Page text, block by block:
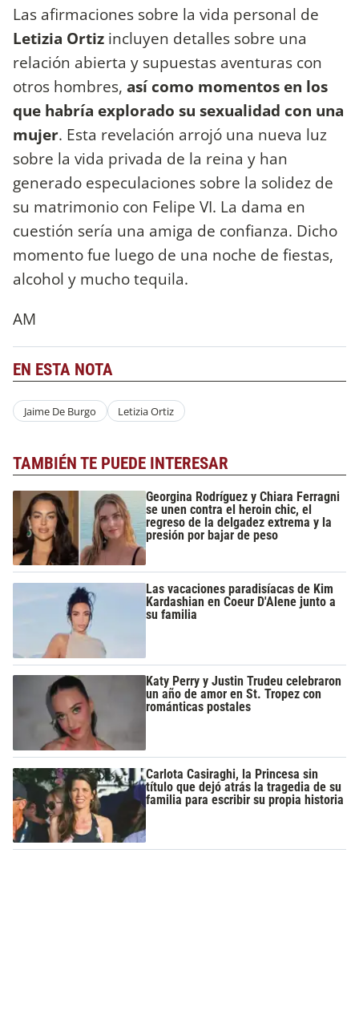
Las afirmaciones sobre la vida personal de
Letizia Ortiz incluyen detalles sobre una
relación abierta y supuestas aventuras con
otros hombres, así como momentos en los
que habría explorado su sexualidad con una
mujer. Esta revelación arrojó una nueva luz
sobre la vida privada de la reina y han
generado especulaciones sobre la solidez de
su matrimonio con Felipe VI. La dama en
cuestión sería una amiga de confianza. Dicho
momento fue luego de una noche de fiestas,
alcohol y mucho tequila.
AM
EN ESTA NOTA
Jaime De Burgo Letizia Ortiz
TAMBIÉN TE PUEDE INTERESAR
Georgina Rodríguez y Chiara Ferragni
se unen contra el heroin chic, el
regreso de la delgadez extrema y la
presión por bajar de peso
Las vacaciones paradisíacas de Kim
Kardashian en Coeur D'Alene junto a
su familia
Katy Perry y Justin Trudeu celebraron
un año de amor en St. Tropez con
románticas postales
Carlota Casiraghi, la Princesa sin
título que dejó atrás la tragedia de su
familia para escribir su propia historia